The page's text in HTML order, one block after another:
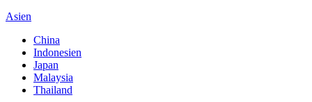
Asien
China
Indonesien
Japan
Malaysia
Thailand